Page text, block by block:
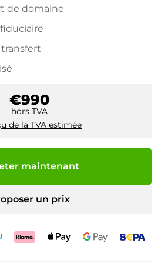
de domaine
€990
hors TVA
de la TVA estimée
maintenant
un prix